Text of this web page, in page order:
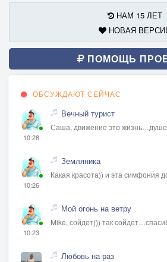
НАМ 15 ЛЕТ
НОВАЯ
ПОМОЩЬ
ОБСУЖДАЮТ СЕЙЧАС
10:28
Вечный турист
Саша, движение это
10:26
Земляника
Какая красота)) и эта симфония
10:23
Мой огонь на ветру
Mike, сойдет))) так
Любовь на раз